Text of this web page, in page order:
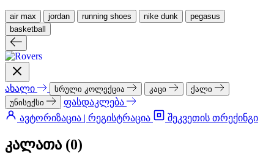
air max jordan running shoes nike dunk
pegasus
basketball
ახალი სრული კოლექცია კაცი
ქალი
უნისექსი
ფასდაკლება
ავტორიზაცია | რეგისტრაცია
შეკვეთის თრექინგი
კალათა (0)